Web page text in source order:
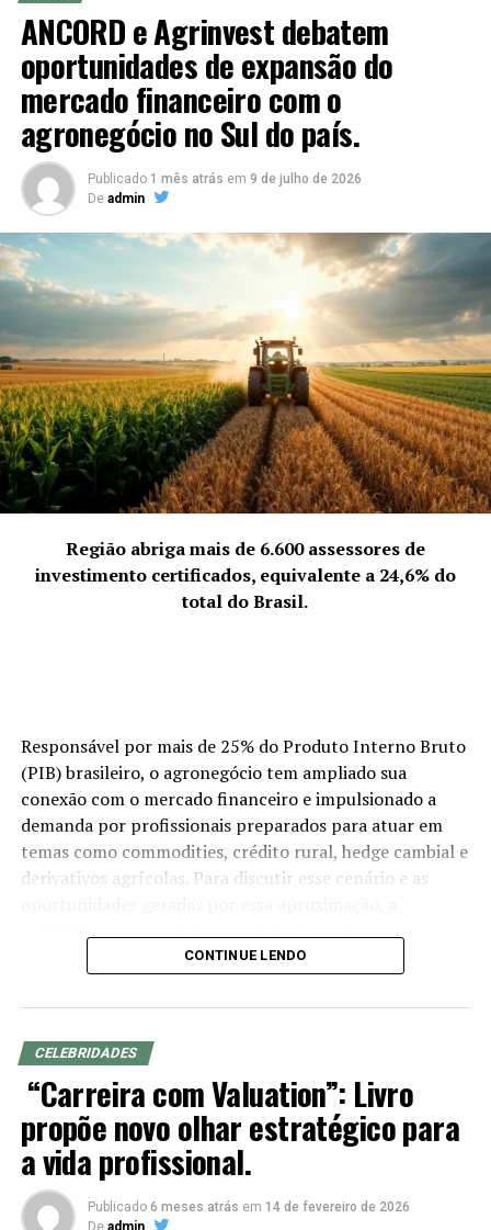
Vicentina ( @vicentinamodainfantiloficial) Tem Opções
masculinas e femininas
(@imperiokidsgoiania) Tem opções
ANCORD e Agrinvest debatem
oportunidades de expansão do
mercado financeiro com o
agronegócio no Sul do país.
Publicado 1 mês atrás em 9 de julho de 2026
De admin
Região abriga mais de 6.600 assessores de
investimento certificados, equivalente a 24,6% do
total do Brasil.
Responsável por mais de 25% do Produto Interno Bruto
(PIB) brasileiro, o agronegócio tem ampliado sua
conexão com o mercado financeiro e impulsionado a
demanda por profissionais preparados para atuar em
temas como commodities, crédito rural, hedge cambial e
derivativos agrícolas. Para discutir esse cenário e as
Distribuidoras de Títulos e Valores Mobiliários, Câmbio e
Mercadorias) e a Agrinvest Commodities promoverão,
no dia 8 de julho (quarta-feira), às 19h, em Curitiba (PR),
o Encontro de profissionais do mercado financeiro que
querem crescer no agro.
Voltado a profissionais e estudantes das áreas de
finanças, economia e agronegócio, o encontro
apresentará como o conhecimento sobre o agro pode
ampliar as possibilidades de atuação na indústria de
investimentos e contribuir para um atendimento mais
CONTINUE LENDO
CELEBRIDADES
“Carreira com Valuation”: Livro
propõe novo olhar estratégico para
a vida profissional.
Publicado 6 meses atrás em 14 de fevereiro de 2026
De admin